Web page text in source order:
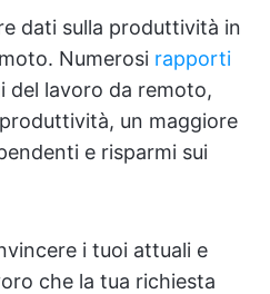
dati sulla produttività in
Numerosi rapporti
del lavoro da remoto,
un maggiore
e risparmi sui
i tuoi attuali e
che la tua richiesta